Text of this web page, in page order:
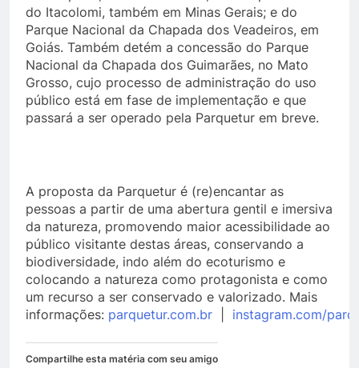
do Itacolomi, também em Minas Gerais; e do
Parque Nacional da Chapada dos Veadeiros, em
Goiás. Também detém a concessão do Parque
Nacional da Chapada dos Guimarães, no Mato
Grosso, cujo processo de administração do uso
público está em fase de implementação e que
passará a ser operado pela Parquetur em breve.
A proposta da Parquetur é (re)encantar as
pessoas a partir de uma abertura gentil e imersiva
da natureza, promovendo maior acessibilidade ao
público visitante destas áreas, conservando a
biodiversidade, indo além do ecoturismo e
colocando a natureza como protagonista e como
um recurso a ser conservado e valorizado. Mais
informações: parquetur.com.br instagram.com/
Compartilhe esta matéria com seu amigo